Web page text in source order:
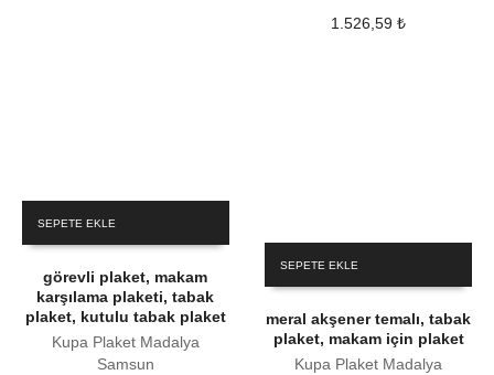
1.526,59₺
SEPETE EKLE
görevli plaket, makam
karşılama plaketi, tabak
plaket, kutulu tabak plaket
Kupa Plaket Madalya
Samsun
SEPETE EKLE
meral akşener temalı, tabak
plaket, makam için plaket
Kupa Plaket Madalya